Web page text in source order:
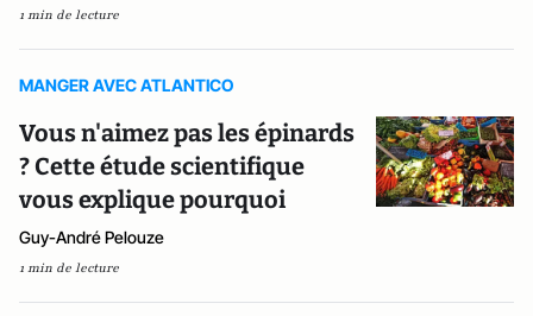
1 min de lecture
MANGER AVEC ATLANTICO
Vous n'aimez pas les épinards
? Cette étude scientifique
vous explique pourquoi
Guy-André Pelouze
1 min de lecture